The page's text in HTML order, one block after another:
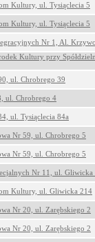
Kultury, ul. Tysiąclecia 5
Kultury, ul. Tysiąclecia 5
Nr 1, Al.
Kultury przy
ul. Chrobrego 39
ul. Chrobrego 4
ul. Tysiąclecia 84a
Nr 59, ul. Chrobrego 5
Nr 59, ul. Chrobrego 5
Nr 11, ul. Gliwicka
Kultury, ul. Gliwicka 214
Nr 20, ul. Zarębskiego 2
Nr 20, ul. Zarębskiego 2